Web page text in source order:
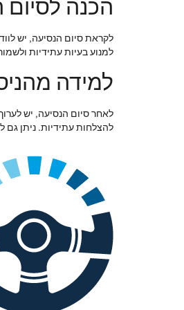
הכנה לסיום
לקראת סיום הנסיעה, יש
למנוע בעיות עתידיות
למידה
לאחר סיום הנסיעה, יש
להצלחות עתידיות. ניתן